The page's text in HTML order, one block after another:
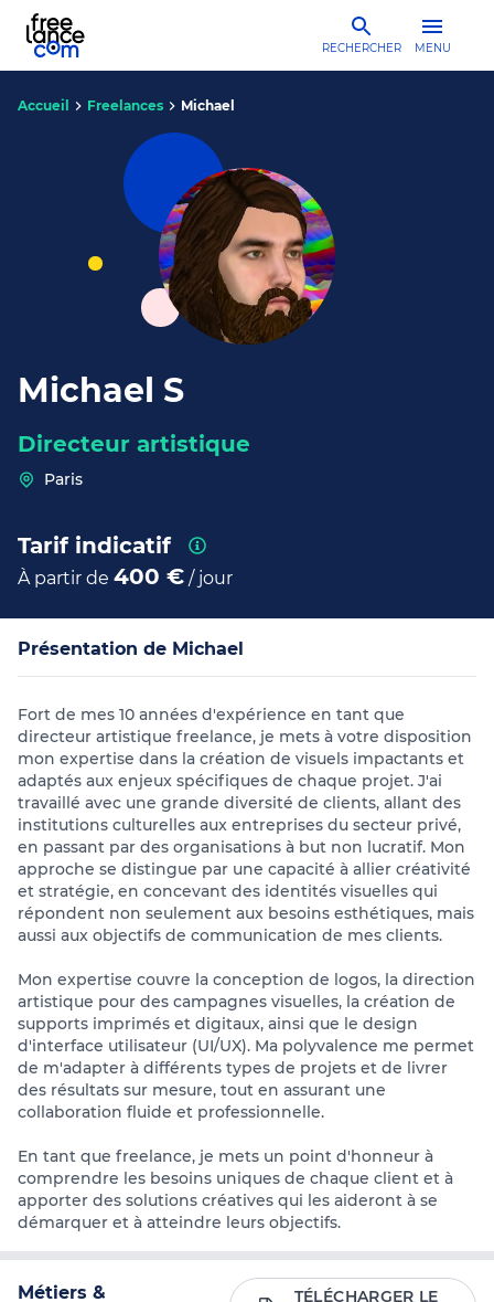
RECHERCHER MENU
Accueil Freelances Michael
Michael S
Directeur artistique
Paris
Tarif indicatif
À partir de 400 € / jour
Présentation de Michael
Fort de mes 10 années d'expérience en tant que
directeur artistique freelance, je mets à votre disposition
mon expertise dans la création de visuels impactants et
adaptés aux enjeux spécifiques de chaque projet. J'ai
travaillé avec une grande diversité de clients, allant des
institutions culturelles aux entreprises du secteur privé,
en passant par des organisations à but non lucratif. Mon
approche se distingue par une capacité à allier créativité
et stratégie, en concevant des identités visuelles qui
répondent non seulement aux besoins esthétiques, mais
aussi aux objectifs de communication de mes clients.
Mon expertise couvre la conception de logos, la direction
artistique pour des campagnes visuelles, la création de
supports imprimés et digitaux, ainsi que le design
d'interface utilisateur (UI/UX). Ma polyvalence me permet
de m'adapter à différents types de projets et de livrer
des résultats sur mesure, tout en assurant une
collaboration fluide et professionnelle.
En tant que freelance, je mets un point d'honneur à
comprendre les besoins uniques de chaque client et à
apporter des solutions créatives qui les aideront à se
démarquer et à atteindre leurs objectifs.
Métiers &
TÉLÉCHARGER LE